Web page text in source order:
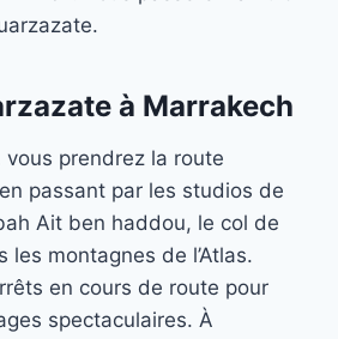
à Marrakech
vous prendrez la route
passant par les studios de
Ait ben haddou, le col de
les montagnes de l’Atlas.
en cours de route pour
spectaculaires. À